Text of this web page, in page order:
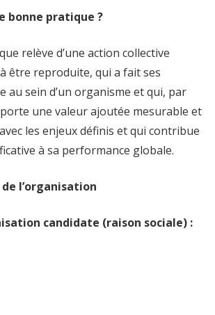
bonne pratique ?
relève d’une action collective
être reproduite, qui a fait ses
au sein d’un organisme et qui, par
une valeur ajoutée mesurable et
les enjeux définis et qui contribue
à sa performance globale.
l’organisation
candidate (raison sociale) :